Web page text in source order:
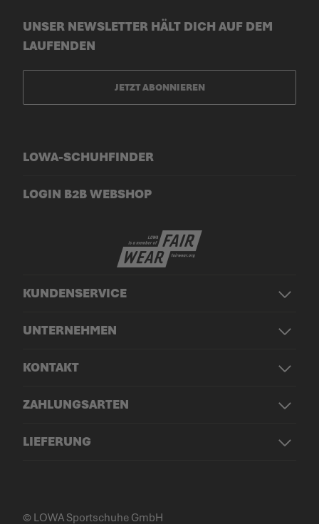
KUNDENSERVICE
UNTERNEHMEN
KONTAKT
ZAHLUNGSARTEN
LIEFERUNG
LOWA-SCHUHFINDER
LOGIN B2B WEBSHOP
UNSER NEWSLETTER HÄLT DICH AUF DEM
LAUFENDEN
JETZT ABONNIEREN
© LOWA Sportschuhe GmbH